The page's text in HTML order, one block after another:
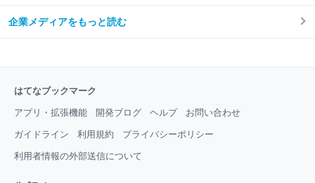
企業メディアをもっと読む
はてなブックマーク
アプリ・拡張機能 開発ブログ ヘルプ お問い合わせ
ガイドライン 利用規約 プライバシーポリシー
利用者情報の外部送信について